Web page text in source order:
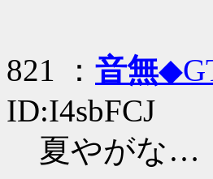
821 ： 音無
ID:I4sbFCJ
夏やがな…